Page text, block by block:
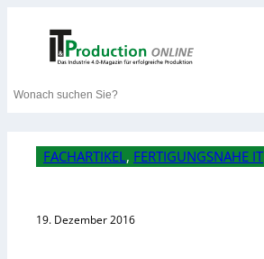
Search
FACHARTIKEL , FERTIGUNGSNAHE IT
19. Dezember 2016